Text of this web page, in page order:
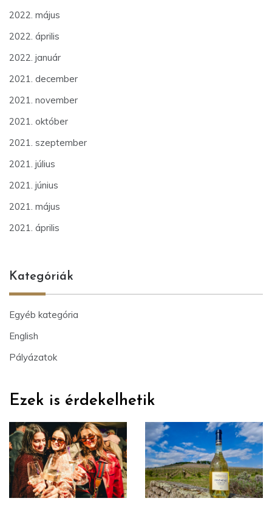
2022. május
2022. április
2022. január
2021. december
2021. november
2021. október
2021. szeptember
2021. július
2021. június
2021. május
2021. április
Kategóriák
Egyéb kategória
English
Pályázatok
Ezek is érdekelhetik